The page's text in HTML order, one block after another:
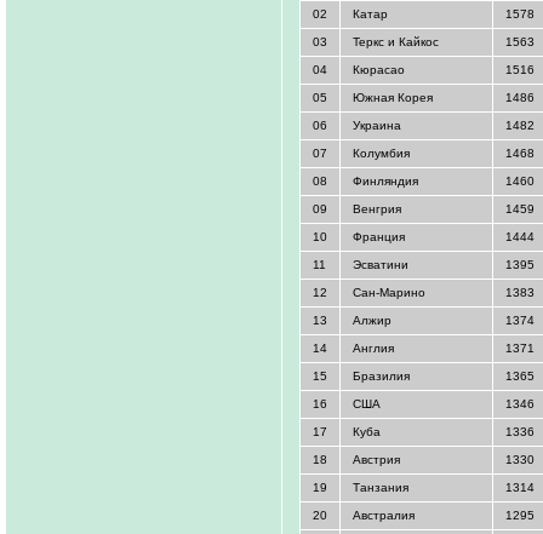
02 Катар 1578
03 Теркс и Кайкос 1563
04 Кюрасао 1516
05 Южная Корея 1486
06 Украина 1482
07 Колумбия 1468
08 Финляндия 1460
09 Венгрия 1459
10 Франция 1444
11 Эсватини 1395
12 Сан-Марино 1383
13 Алжир 1374
14 Англия 1371
15 Бразилия 1365
16 США 1346
17 Куба 1336
18 Австрия 1330
19 Танзания 1314
20 Австралия 1295